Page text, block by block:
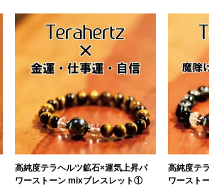
高純度テラヘルツ鉱石×運気上昇パ
ワーストーン mixブレスレット①
高純度テ
ワースト